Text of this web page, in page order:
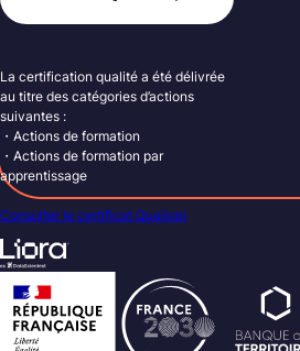
La certification qualité a été délivrée
au titre des catégories d’actions
suivantes :
・Actions de formation
・Actions de formation par
apprentissage
Consulter le certificat Qualiopi